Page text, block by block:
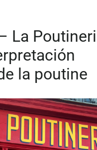
La
la poutine